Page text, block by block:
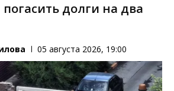
долги на два
05 августа 2026, 19:00